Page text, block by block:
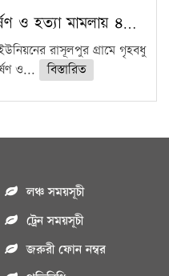
ও হত্যা মামলায় ৪…
রাসূলপুর গ্রামে গৃহবধু
ও...
বিস্তারিত
লঞ্চ সময়সূচী
ট্রেন সময়সূচী
জরুরী ফোন নম্বর